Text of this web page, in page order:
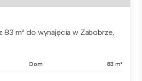
83 m² do wynajęcia w Zabobrze,
Dom 83 m²